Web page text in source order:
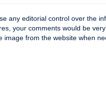
any editorial control over the
your comments would be
from the website when